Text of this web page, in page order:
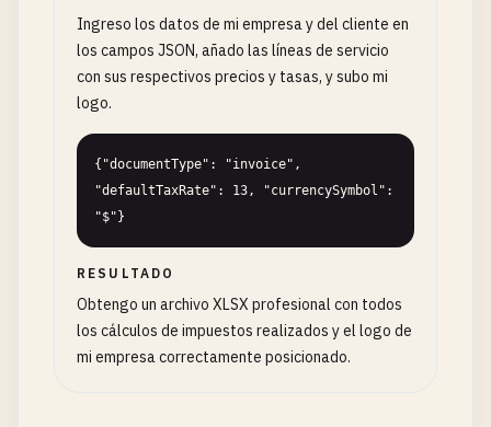
Ingreso los datos de mi empresa y del cliente en
los campos JSON, añado las líneas de servicio
con sus respectivos precios y tasas, y subo mi
logo.
{"documentType": "invoice",
"defaultTaxRate": 13, "currencySymbol":
"$"}
RESULTADO
Obtengo un archivo XLSX profesional con todos
los cálculos de impuestos realizados y el logo de
mi empresa correctamente posicionado.